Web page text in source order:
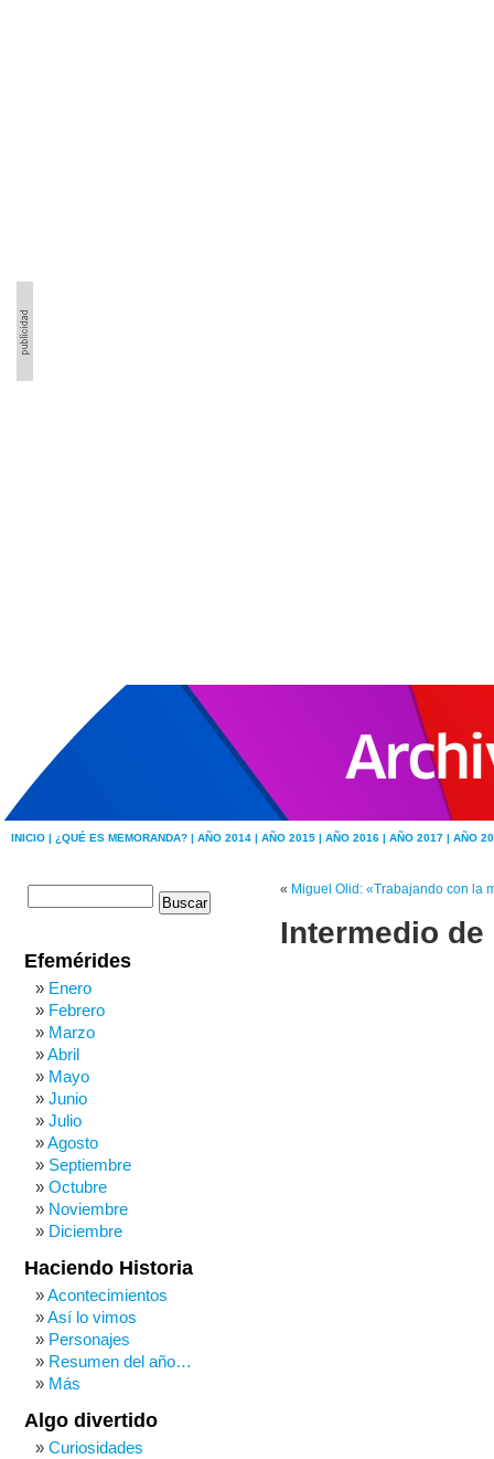
INICIO | ¿QUÉ ES MEMORANDA? | AÑO 2014 | AÑO 2015 | AÑO 2016 | AÑO 2017 | AÑO
« Miguel Olid: «Trabajando con la
Intermedio
Efemérides
Enero
Febrero
Marzo
Abril
Mayo
Junio
Julio
Agosto
Septiembre
Octubre
Noviembre
Diciembre
Haciendo Historia
Acontecimientos
Así lo vimos
Personajes
Resumen del año…
Más
Algo divertido
Curiosidades